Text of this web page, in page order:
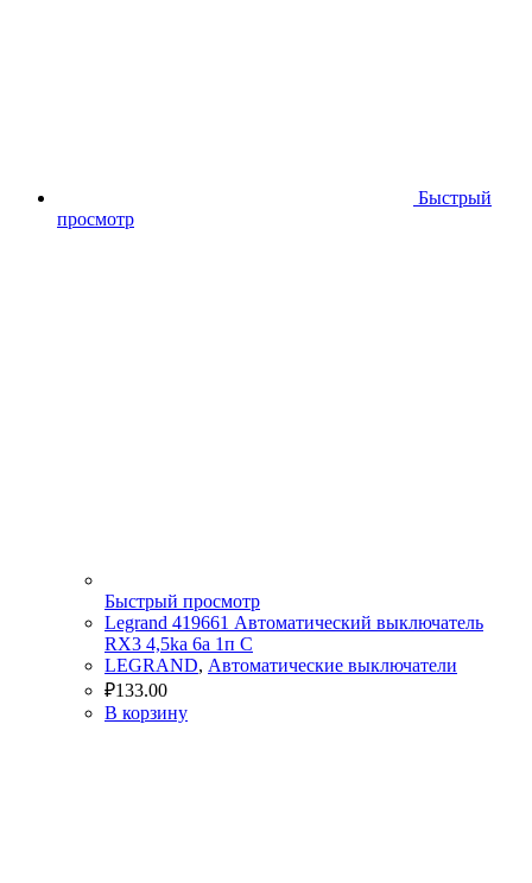
Быстрый
просмотр
Быстрый просмотр
Legrand 419661 Автоматический выключатель
RX3 4,5ka 6а 1п C
LEGRAND, Автоматические выключатели
₽133.00
В корзину